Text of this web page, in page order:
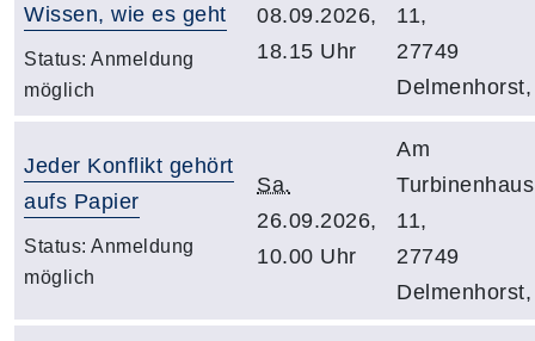
Wissen, wie es geht
Status: Anmeldung
möglich
08.09.2026,
18.15 Uhr
11,
27749
Delmenhorst,
Jeder Konflikt gehört
aufs Papier
Status: Anmeldung
möglich
Sa.
26.09.2026,
10.00 Uhr
Am
Turbinenhaus
11,
27749
Delmenhorst,